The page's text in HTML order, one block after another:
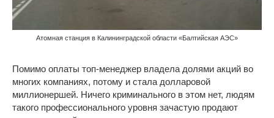
Атомная станция в Калининградской области «Балтийская АЭС»
Помимо оплаты топ-менеджер владела долями акций во
многих компаниях, потому и стала долларовой
миллионершей. Ничего криминального в этом нет, людям
такого профессионального уровня зачастую продают